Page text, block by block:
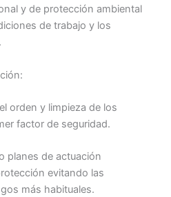
y de protección ambiental
de trabajo y los
orden y limpieza de los
factor de seguridad.
planes de actuación
evitando las
más habituales.